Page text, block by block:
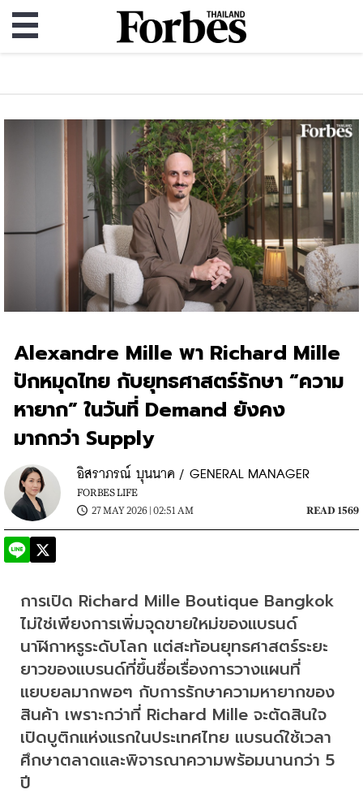
Alexandre Mille พา Richard Mille
ปักหมุดไทย กับยุทธศาสตร์รักษา “ความ
หายาก” ในวันที่ Demand ยังคง
มากกว่า Supply
อิสราภรณ์ บุนนาค / GENERAL MANAGER
FORBES LIFE
27 MAY 2026 | 02:51 AM
READ 1569
การเปิด Richard Mille Boutique Bangkok
ไม่ใช่เพียงการเพิ่มจุดขายใหม่ของแบรนด์
นาฬิกาหรูระดับโลก แต่สะท้อนยุทธศาสตร์ระยะ
ยาวของแบรนด์ที่ขึ้นชื่อเรื่องการวางแผนที่
แยบยลมากพอๆ กับการรักษาความหายากของ
สินค้า เพราะกว่าที่ Richard Mille จะตัดสินใจ
เปิดบูติกแห่งแรกในประเทศไทย แบรนด์ใช้เวลา
ศึกษาตลาดและพิจารณาความพร้อมนานกว่า 5
ปี